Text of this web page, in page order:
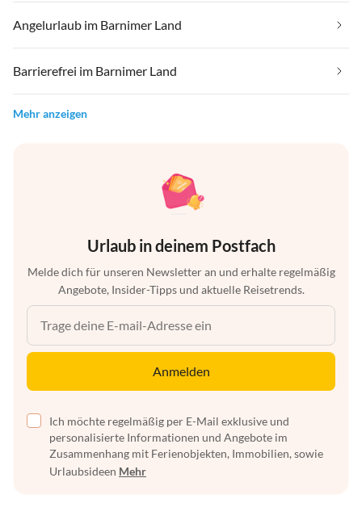
Angelurlaub im Barnimer Land
Barrierefrei im Barnimer Land
Mehr anzeigen
Urlaub in deinem Postfach
Melde dich für unseren Newsletter an und erhalte regelmäßig
Angebote, Insider-Tipps und aktuelle Reisetrends.
Anmelden
Ich möchte regelmäßig per E-Mail exklusive und
personalisierte Informationen und Angebote im
Zusammenhang mit Ferienobjekten, Immobilien, sowie
Urlaubsideen Mehr